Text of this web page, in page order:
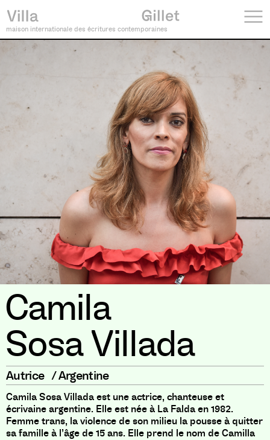
maison internationale des écritures contemporaines
Camila
Sosa Villada
Autrice /Argentine
Camila Sosa Villada est une actrice, chanteuse et
écrivaine argentine. Elle est née à La Falda en 1982.
Femme trans, la violence de son milieu la pousse à quitter
sa famille à l’âge de 15 ans. Elle prend le nom de Camilla